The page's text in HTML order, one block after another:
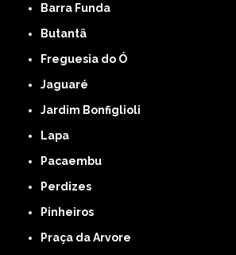
Barra Funda
Butantã
Freguesia do Ó
Jaguaré
Jardim Bonfiglioli
Lapa
Pacaembu
Perdizes
Pinheiros
Praça da Arvore